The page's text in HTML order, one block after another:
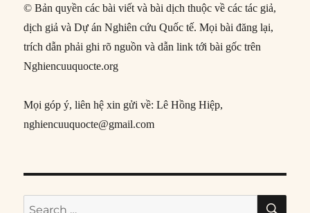
© Bản quyền các bài viết và bài dịch thuộc về các tác giả,
dịch giả và Dự án Nghiên cứu Quốc tế. Mọi bài đăng lại,
trích dẫn phải ghi rõ nguồn và dẫn link tới bài gốc trên
Nghiencuuquocte.org
Mọi góp ý, liên hệ xin gửi về: Lê Hồng Hiệp,
nghiencuuquocte@gmail.com
Search